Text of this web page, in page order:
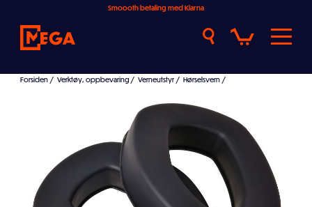
Smoooth betaling med Klarna
Forsiden / Verktøy, oppbevaring / Verneutstyr / Hørselsvern /